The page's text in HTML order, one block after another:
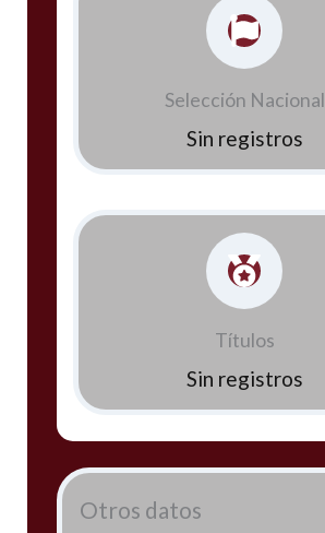
Selección Nacional
Sin registros
Títulos
Sin registros
Otros datos